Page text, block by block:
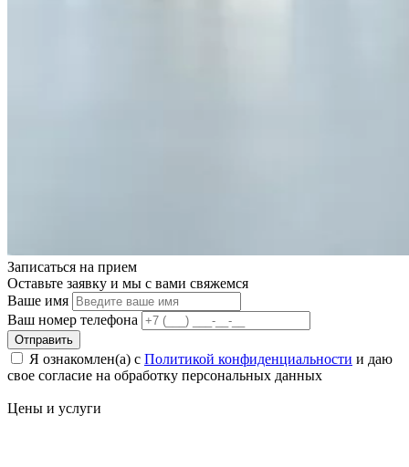
Записаться на прием
Оставьте заявку и мы с вами свяжемся
Ваше имя
Ваш номер телефона
Отправить
Я ознакомлен(а) с Политикой конфиденциальности и даю
свое cогласие на обработку персональных данных
Цены и услуги